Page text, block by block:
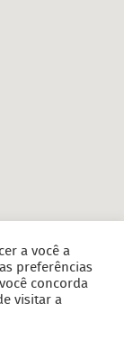
a você a
preferências
concorda
visitar a